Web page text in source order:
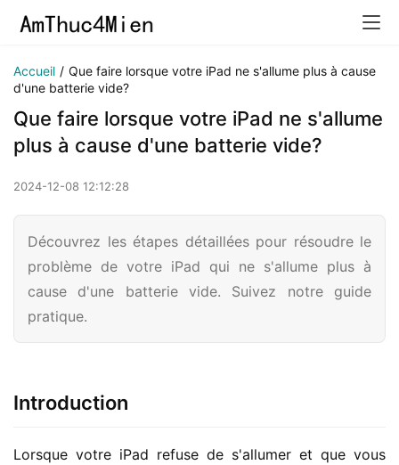
Accueil / Que faire lorsque votre iPad ne s'allume plus à cause
d'une batterie vide?
Que faire lorsque votre iPad ne s'allume
plus à cause d'une batterie vide?
2024-12-08 12:12:28
Découvrez les étapes détaillées pour résoudre le
problème de votre iPad qui ne s'allume plus à
cause d'une batterie vide. Suivez notre guide
pratique.
Introduction
Lorsque votre iPad refuse de s'allumer et que vous